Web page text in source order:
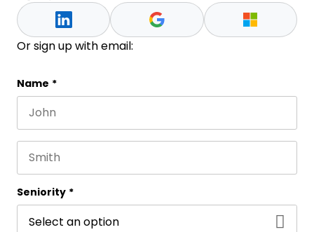
Or sign up with email:
Email
This field is for validation purposes and should be
Name *
Seniority *